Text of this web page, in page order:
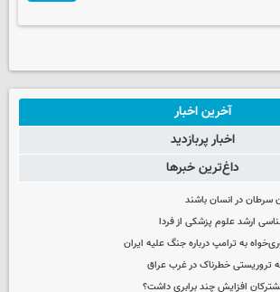
آخرین اخبار
اخبار پربازدید
داغ‌ترین خبرها
سرطان در انسان باشند
ارشد علوم پزشکی از فردا
به ترامپ درباره جنگ علیه ایران
خطرناک در غرب عراق
افزایش چند برابری داشت؟